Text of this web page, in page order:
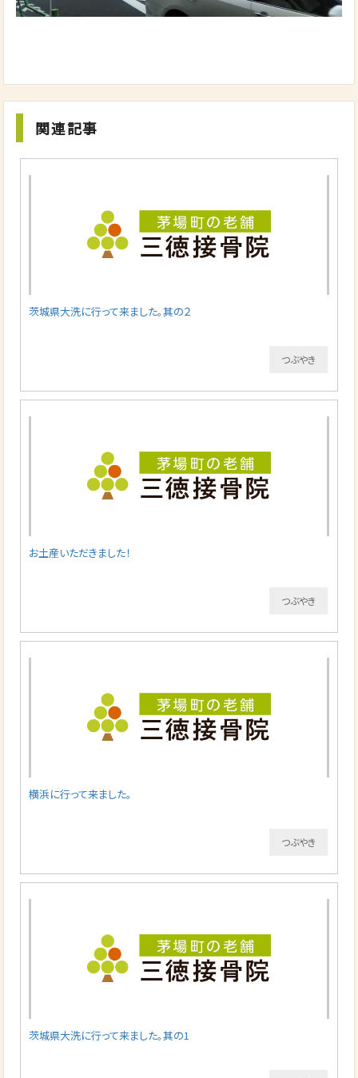
関連記事
茨城県大洗に行って来ました。其の２
つぶやき
お土産いただきました！
つぶやき
横浜に行って来ました。
つぶやき
茨城県大洗に行って来ました。其の1